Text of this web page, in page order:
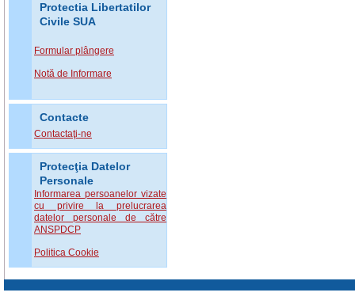
Protectia Libertatilor
Civile SUA
Formular plângere
Notă de Informare
Contacte
Contactaţi-ne
Protecţia Datelor
Personale
Informarea persoanelor vizate
cu privire la prelucrarea
datelor personale de către
ANSPDCP
Politica Cookie